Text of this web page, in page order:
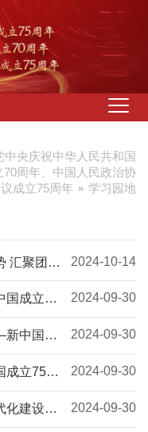
中央庆祝中华人民共和国
周年、中国人民政治协
成立75周年
学习园地
汇聚团结
2024-10-14
成立75
2024-09-30
中国成
之二
2024-09-30
立75周
2024-09-30
化建设新
成立75周
2024-09-30